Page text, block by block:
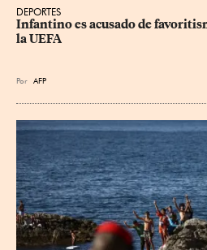
DEPORTES
Infantino es acusado de
la UEFA
Por AFP